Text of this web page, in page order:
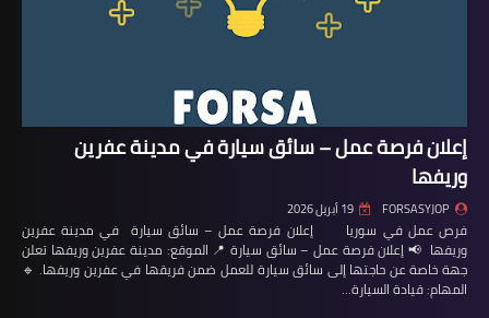
إعلان فرصة عمل – سائق سيارة في مدينة عفرين
وريفها
FORSASYJOP 19 أبريل 2026
فرص عمل في سوريا إعلان فرصة عمل – سائق سيارة في مدينة عفرين
وريفها 📢 إعلان فرصة عمل – سائق سيارة 📍 الموقع: مدينة عفرين وريفها تعلن
جهة خاصة عن حاجتها إلى سائق سيارة للعمل ضمن فريقها في عفرين وريفها. 🔹
المهام: قيادة السيارة…